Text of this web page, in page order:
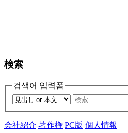
検索
검색어 입력폼
会社紹介 著作権 PC版 個人情報